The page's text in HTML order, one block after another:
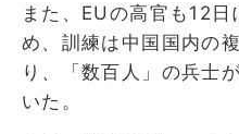
また、EUの高官も12
め、訓練は中国国内の
り、「数百人」の兵士
いた。